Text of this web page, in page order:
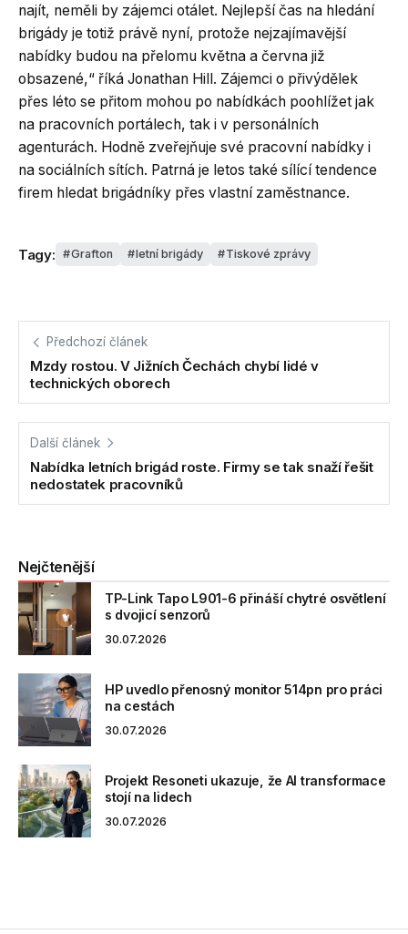
najít, neměli by zájemci otálet. Nejlepší čas na hledání
brigády je totiž právě nyní, protože nejzajímavější
nabídky budou na přelomu května a června již
obsazené,“ říká Jonathan Hill. Zájemci o přivýdělek
přes léto se přitom mohou po nabídkách poohlížet jak
na pracovních portálech, tak i v personálních
agenturách. Hodně zveřejňuje své pracovní nabídky i
na sociálních sítích. Patrná je letos také sílící tendence
firem hledat brigádníky přes vlastní zaměstnance.
Tagy: Grafton letní brigády Tiskové zprávy
Předchozí článek
Mzdy rostou. V Jižních Čechách chybí lidé v
technických oborech
Další článek
Nabídka letních brigád roste. Firmy se tak snaží řešit
nedostatek pracovníků
Nejčtenější
TP-Link Tapo L901-6 přináší chytré osvětlení
s dvojicí senzorů
30.07.2026
HP uvedlo přenosný monitor 514pn pro práci
na cestách
30.07.2026
Projekt Resoneti ukazuje, že AI transformace
stojí na lidech
30.07.2026